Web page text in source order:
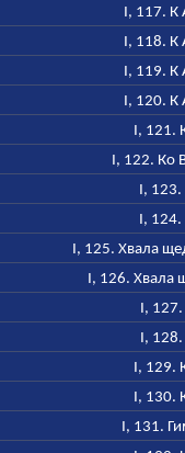
I, 117.
I, 118.
I, 119.
I, 120.
I, 121.
I, 122. Ко
I,
I,
I, 125. Хвала
I, 126. Хвала
I,
I,
I, 129.
I, 130.
I, 131.